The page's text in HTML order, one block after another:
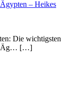
– Heikes
Die wichtigsten
Äg… […]